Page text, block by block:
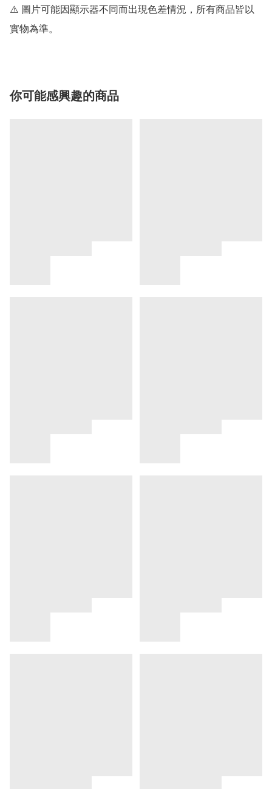
⚠️ 圖片可能因顯示器不同而出現色差情況，所有商品皆以
實物為準。
你可能感興趣的商品